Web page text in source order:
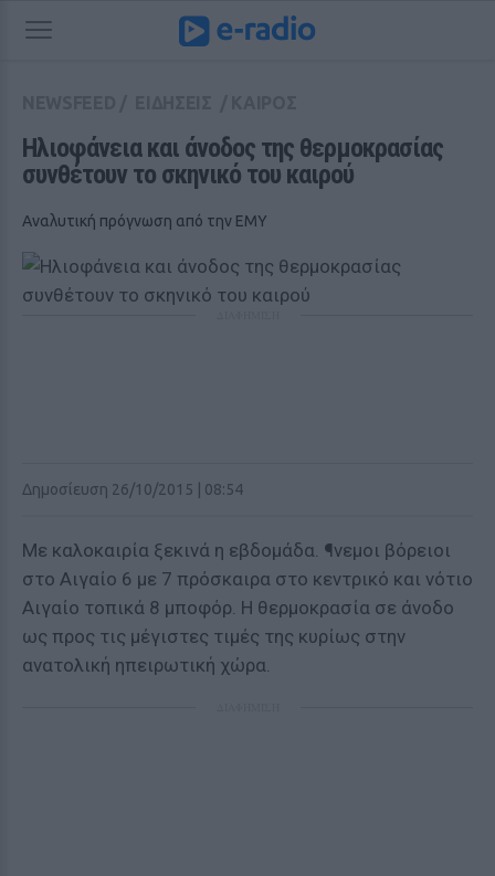
Ηλιοφάνεια και άνοδος της θερμοκρασίας
συνθέτουν το σκηνικό του καιρού
Αναλυτική πρόγνωση από την ΕΜΥ
Δημοσίευση 26/10/2015 | 08:54
Με καλοκαιρία ξεκινά η εβδομάδα. ¶νεμοι βόρειοι
στο Αιγαίο 6 με 7 πρόσκαιρα στο κεντρικό και νότιο
Αιγαίο τοπικά 8 μποφόρ. Η θερμοκρασία σε άνοδο
ως προς τις μέγιστες τιμές της κυρίως στην
ανατολική ηπειρωτική χώρα.